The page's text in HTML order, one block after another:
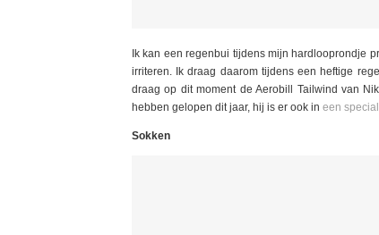
Ik kan een regenbui tijdens mijn hardlooprondje
irriteren. Ik draag daarom tijdens een heftige
draag op dit moment de Aerobill Tailwind van
hebben gelopen dit jaar, hij is er ook in een
Sokken